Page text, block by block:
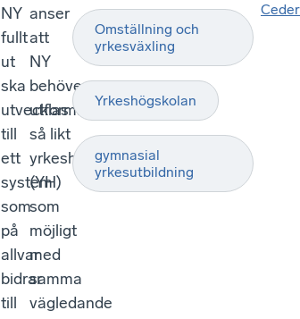
NY
fullt
ut
ska
utvecklas
till
ett
system
som
på
allvar
bidrar
till
anser
att
NY
behöver
utformas
så likt
yrkeshögskolan
(YH)
som
möjligt
med
samma
vägledande
Omställning och
yrkesväxling
Yrkeshögskolan
gymnasial
yrkesutbildning